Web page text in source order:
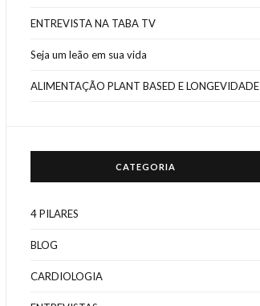
ENTREVISTA NA TABA TV
Seja um leão em sua vida
ALIMENTAÇÃO PLANT BASED E LONGEVIDADE
CATEGORIA
4 PILARES
BLOG
CARDIOLOGIA